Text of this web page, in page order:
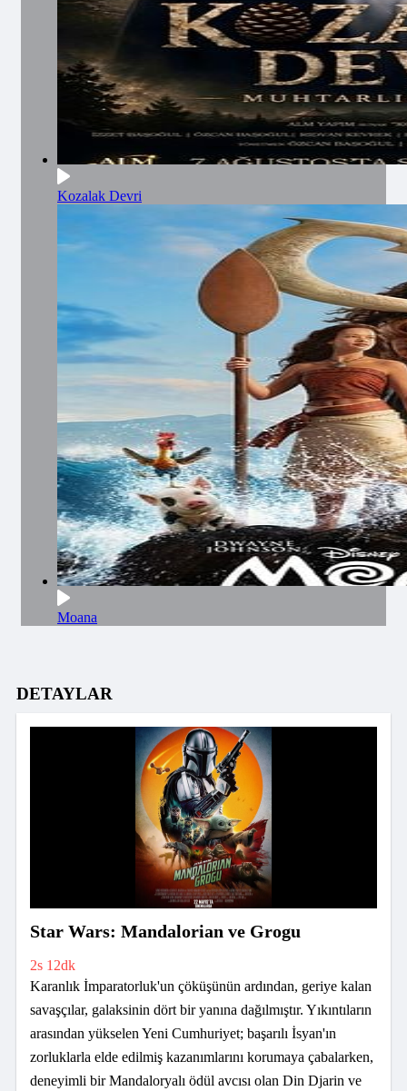
Kozalak Devri
Moana
DETAYLAR
Star Wars: Mandalorian ve Grogu
2s 12dk
Karanlık İmparatorluk'un çöküşünün ardından, geriye kalan
savaşçılar, galaksinin dört bir yanına dağılmıştır. Yıkıntıların
arasından yükselen Yeni Cumhuriyet; başarılı İsyan'ın
zorluklarla elde edilmiş kazanımlarını korumaya çabalarken,
deneyimli bir Mandaloryalı ödül avcısı olan Din Djarin ve